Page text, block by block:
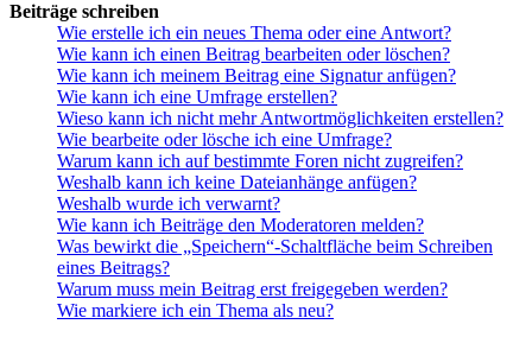
Beiträge schreiben
Wie erstelle ich ein neues Thema oder eine Antwort?
Wie kann ich einen Beitrag bearbeiten oder löschen?
Wie kann ich meinem Beitrag eine Signatur anfügen?
Wie kann ich eine Umfrage erstellen?
Wieso kann ich nicht mehr Antwortmöglichkeiten erstellen?
Wie bearbeite oder lösche ich eine Umfrage?
Warum kann ich auf bestimmte Foren nicht zugreifen?
Weshalb kann ich keine Dateianhänge anfügen?
Weshalb wurde ich verwarnt?
Wie kann ich Beiträge den Moderatoren melden?
Was bewirkt die „Speichern“-Schaltfläche beim Schreiben
eines Beitrags?
Warum muss mein Beitrag erst freigegeben werden?
Wie markiere ich ein Thema als neu?